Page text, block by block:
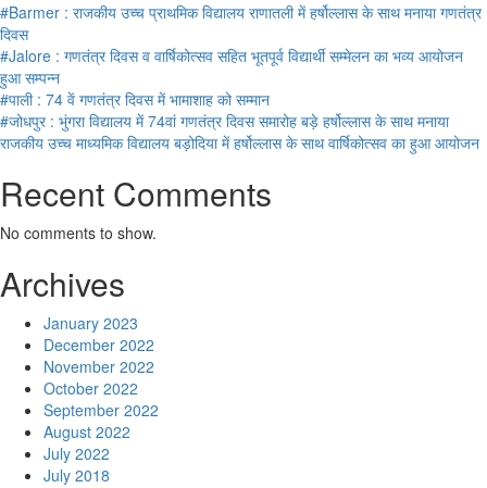
#Barmer : राजकीय उच्च प्राथमिक विद्यालय राणातली में हर्षोल्लास के साथ मनाया गणतंत्र
दिवस
#Jalore : गणतंत्र दिवस व वार्षिकोत्सव सहित भूतपूर्व विद्यार्थी सम्मेलन का भव्य आयोजन
हुआ सम्पन्न
#पाली : 74 वें गणतंत्र दिवस में भामाशाह को सम्मान
#जोधपुर : भुंगरा विद्यालय में 74वां गणतंत्र दिवस समारोह बड़े हर्षोल्लास के साथ मनाया
राजकीय उच्च माध्यमिक विद्यालय बड़ोदिया में हर्षोल्लास के साथ वार्षिकोत्सव का हुआ आयोजन
Recent Comments
No comments to show.
Archives
January 2023
December 2022
November 2022
October 2022
September 2022
August 2022
July 2022
July 2018